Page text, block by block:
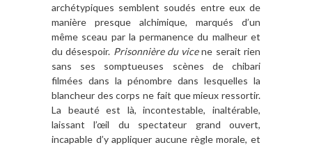
archétypiques semblent soudés entre eux de
manière presque alchimique, marqués d’un
même sceau par la permanence du malheur et
du désespoir. Prisonnière du vicene serait rien
sans ses somptueuses scènes de chibari
filmées dans la pénombre dans lesquelles la
blancheur des corps ne fait que mieux ressortir.
La beauté est là, incontestable, inaltérable,
laissant l’œil du spectateur grand ouvert,
incapable d’y appliquer aucune règle morale, et